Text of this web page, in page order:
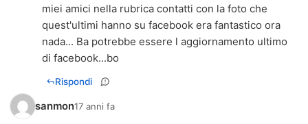
miei amici nella rubrica contatti con la foto che
quest'ultimi hanno su facebook era fantastico ora
nada... Ba potrebbe essere l aggiornamento ultimo
di facebook...bo
Rispondi
sanmon17 anni fa